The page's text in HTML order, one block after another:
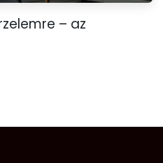
– az